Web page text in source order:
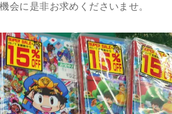
会に是非お求めくださいませ。